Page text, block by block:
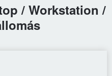
/ Workstation /